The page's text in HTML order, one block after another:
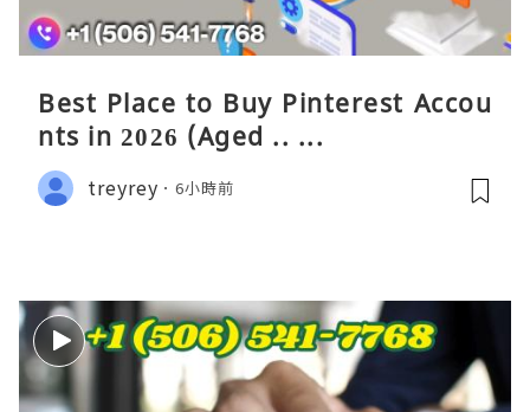
Best Place to Buy Pinterest Accou
nts in 2026 (Aged .. ...
treyrey 6小時前